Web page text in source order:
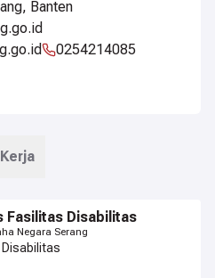
Banten
0254214085
Fasilitas Disabilitas
Negara Serang
Disabilitas